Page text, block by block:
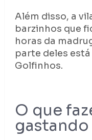
Além disso, a
barzinhos que
horas da
parte deles
Golfinhos.
O que